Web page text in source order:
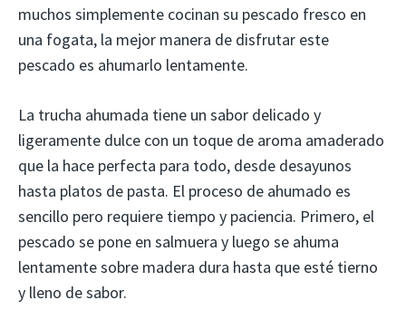
muchos simplemente cocinan su pescado fresco en
una fogata, la mejor manera de disfrutar este
pescado es ahumarlo lentamente.
La trucha ahumada tiene un sabor delicado y
ligeramente dulce con un toque de aroma amaderado
que la hace perfecta para todo, desde desayunos
hasta platos de pasta. El proceso de ahumado es
sencillo pero requiere tiempo y paciencia. Primero, el
pescado se pone en salmuera y luego se ahuma
lentamente sobre madera dura hasta que esté tierno
y lleno de sabor.